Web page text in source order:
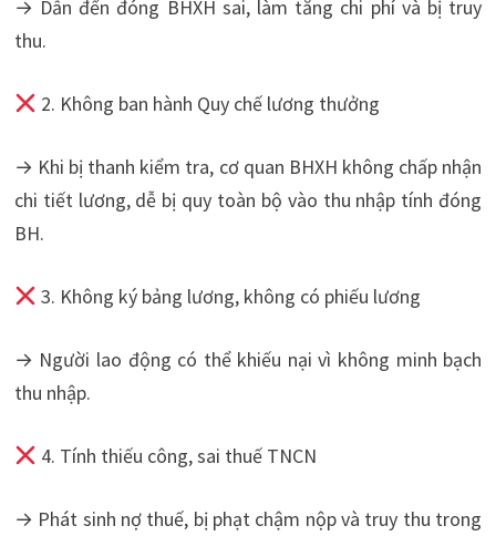
→ Dẫn đến đóng BHXH sai, làm tăng chi phí và bị truy
thu.
2. Không ban hành Quy chế lương thưởng
→ Khi bị thanh kiểm tra, cơ quan BHXH không chấp nhận
chi tiết lương, dễ bị quy toàn bộ vào thu nhập tính đóng
BH.
3. Không ký bảng lương, không có phiếu lương
→ Người lao động có thể khiếu nại vì không minh bạch
thu nhập.
4. Tính thiếu công, sai thuế TNCN
→ Phát sinh nợ thuế, bị phạt chậm nộp và truy thu trong